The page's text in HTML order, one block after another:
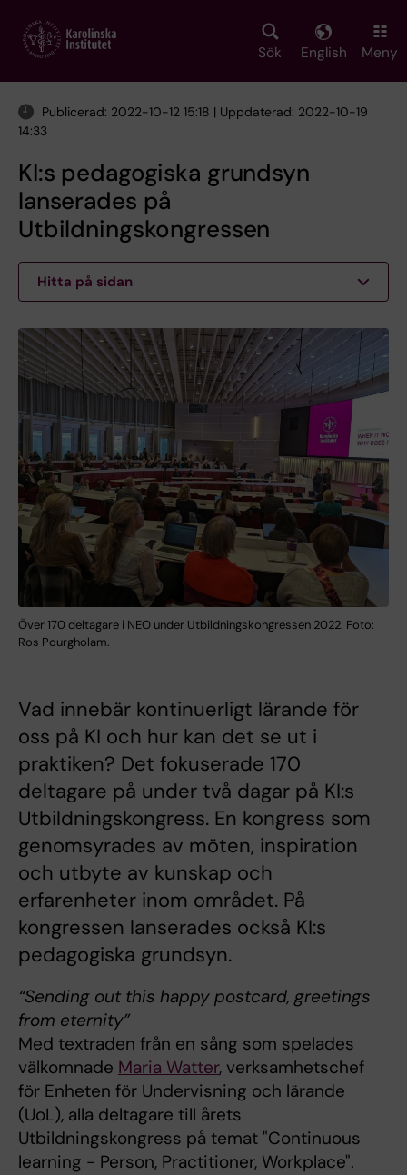
main
Sök English Meny
Publicerad: 2022-10-12 15:18 | Uppdaterad: 2022-10-19
14:33
KI:s pedagogiska grundsyn
lanserades på
Utbildningskongressen
Hitta på sidan
Över 170 deltagare i NEO under Utbildningskongressen 2022. Foto:
Ros Pourgholam.
Vad innebär kontinuerligt lärande för
oss på KI och hur kan det se ut i
praktiken? Det fokuserade 170
deltagare på under två dagar på KI:s
Utbildningskongress. En kongress som
genomsyrades av möten, inspiration
och utbyte av kunskap och
erfarenheter inom området. På
kongressen lanserades också KI:s
pedagogiska grundsyn.
“Sending out this happy postcard, greetings
from eternity”
Med textraden från en sång som spelades
välkomnade Maria Watter, verksamhetschef
för Enheten för Undervisning och lärande
(UoL), alla deltagare till årets
Utbildningskongress på temat "Continuous
learning - Person, Practitioner, Workplace".